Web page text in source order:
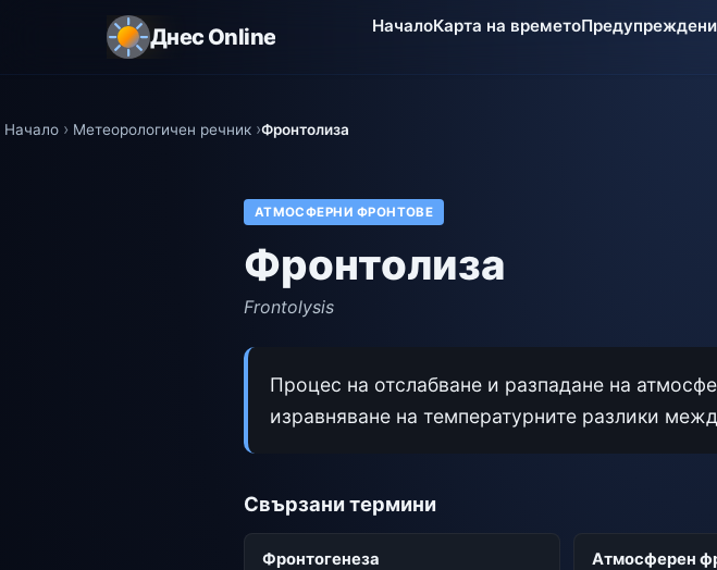
Днес Online НачалоКарта на времето
Начало Метеорологичен речник Фронтолиза
АТМОСФЕРНИ ФРОНТОВЕ
Фронтолиза
Frontolysis
Процес на отслабване и разпадане на
изравняване на температурните разлики
Свързани термини
Фронтогенеза Атмосферен